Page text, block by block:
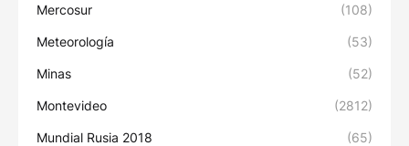
Mercosur (108)
Meteorología (53)
Minas (52)
Montevideo (2812)
Mundial Rusia 2018 (65)